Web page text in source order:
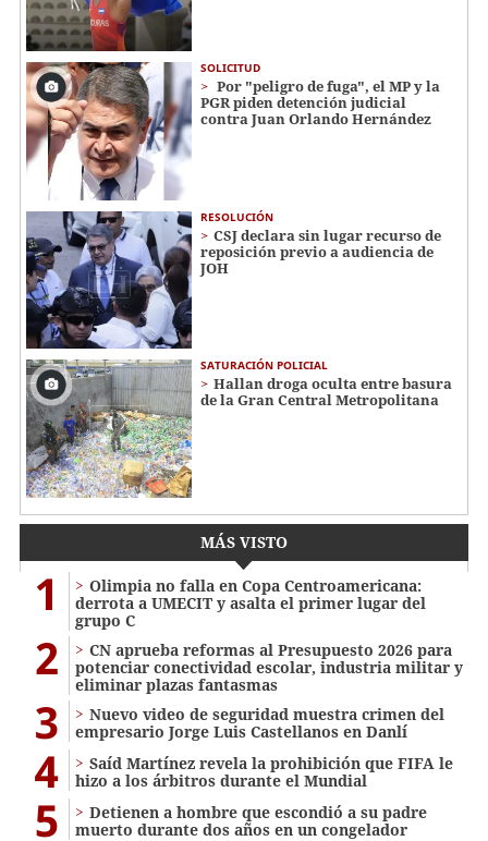
SOLICITUD
Por "peligro de fuga", el MP y la
PGR piden detención judicial
contra Juan Orlando Hernández
RESOLUCIÓN
CSJ declara sin lugar recurso de
reposición previo a audiencia de
JOH
SATURACIÓN POLICIAL
Hallan droga oculta entre basura
de la Gran Central Metropolitana
MÁS VISTO
1
Olimpia no falla en Copa Centroamericana:
derrota a UMECIT y asalta el primer lugar del
grupo C
2
CN aprueba reformas al Presupuesto 2026 para
potenciar conectividad escolar, industria militar y
eliminar plazas fantasmas
3
Nuevo video de seguridad muestra crimen del
empresario Jorge Luis Castellanos en Danlí
4
Saíd Martínez revela la prohibición que FIFA le
hizo a los árbitros durante el Mundial
5
Detienen a hombre que escondió a su padre
muerto durante dos años en un congelador